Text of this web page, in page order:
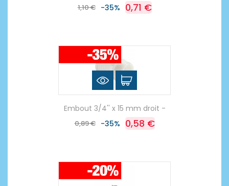
1,10 € -35% 0,71 €
Embout 3/4'' x 15 mm droit -
0,89 € -35% 0,58 €